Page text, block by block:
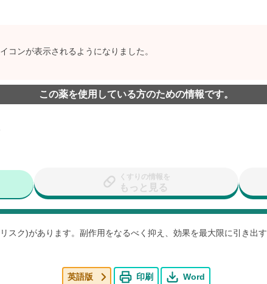
コンが表示されるようになりました。
この薬を使用している方のための情報です。
くすりの情報を
もっと見る
スク)があります。副作用をなるべく抑え、効果を最大限に引き出
英語版 印刷 Word